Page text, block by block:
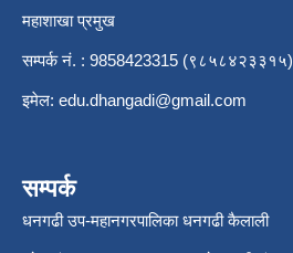
महाशाखा प्रमुख
सम्पर्क नं. : 9858423315 (९८५८४२३३१५)
इमेल: edu.dhangadi@gmail.com
सम्पर्क
धनगढी उप-महानगरपालिका धनगढी कैलाली